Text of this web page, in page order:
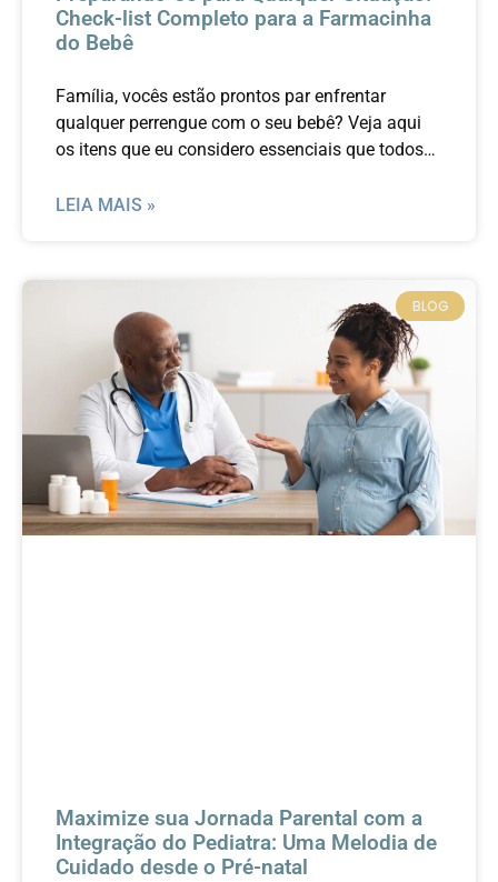
Check-list Completo para a Farmacinha
do Bebê
Família, vocês estão prontos par enfrentar
qualquer perrengue com o seu bebê? Veja aqui
os itens que eu considero essenciais que todos
LEIA MAIS »
BLOG
Maximize sua Jornada Parental com a
Integração do Pediatra: Uma Melodia de
Cuidado desde o Pré-natal